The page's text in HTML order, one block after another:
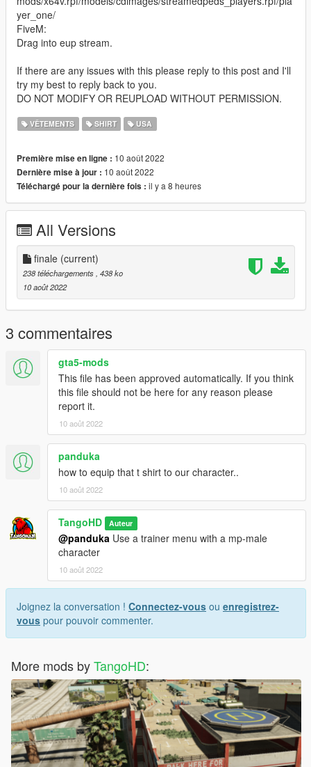
yer_one/
FiveM:
Drag into eup stream.
If there are any issues with this please reply to this post and I'll
try my best to reply back to you.
DO NOT MODIFY OR REUPLOAD WITHOUT PERMISSION.
VÊTEMENTS SHIRT USA
Première mise en ligne : 10 août 2022
Dernière mise à jour : 10 août 2022
Téléchargé pour la dernière fois : il y a 8 heures
All Versions
finale (current)
238 téléchargements, 438 ko
10 août 2022
3 commentaires
gta5-mods
This file has been approved automatically. If you think
this file should not be here for any reason please
report it.
10 août 2022
panduka
how to equip that t shirt to our character..
10 août 2022
TangoHD Auteur
@panduka Use a trainer menu with a mp-male
character
10 août 2022
Joignez la conversation ! Connectez-vous ou enregistrez-
vous pour pouvoir commenter.
More mods byTangoHD: